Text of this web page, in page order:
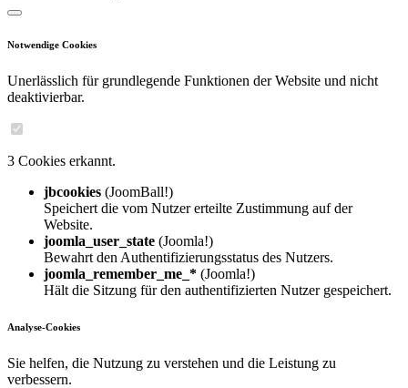
Notwendige Cookies
Unerlässlich für grundlegende Funktionen der Website und nicht
deaktivierbar.
3 Cookies erkannt.
jbcookies (JoomBall!)
Speichert die vom Nutzer erteilte Zustimmung auf der
Website.
joomla_user_state (Joomla!)
Bewahrt den Authentifizierungsstatus des Nutzers.
joomla_remember_me_* (Joomla!)
Hält die Sitzung für den authentifizierten Nutzer gespeichert.
Analyse-Cookies
Sie helfen, die Nutzung zu verstehen und die Leistung zu
verbessern.